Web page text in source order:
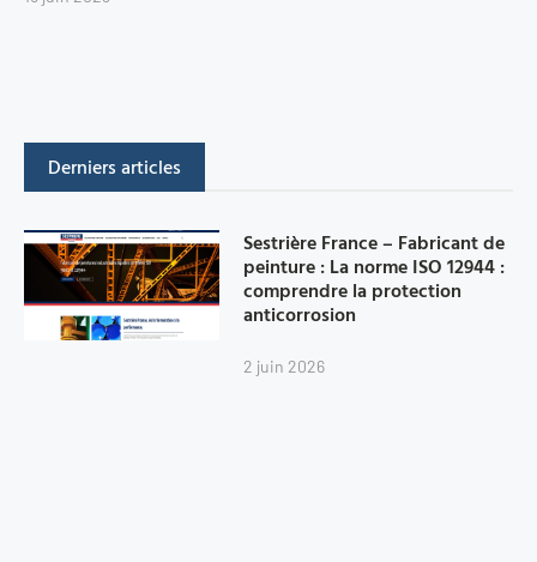
Derniers articles
Sestrière France – Fabricant de
peinture : La norme ISO 12944 :
comprendre la protection
anticorrosion
2 juin 2026